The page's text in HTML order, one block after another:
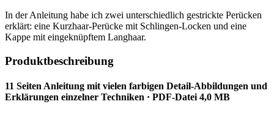
In der Anleitung habe ich zwei unterschiedlich gestrickte Perücken
erklärt: eine Kurzhaar-Perücke mit Schlingen-Locken und eine
Kappe mit eingeknüpftem Langhaar.
Produktbeschreibung
11 Seiten Anleitung mit vielen farbigen Detail-Abbildungen und
Erklärungen einzelner Techniken · PDF-Datei 4,0 MB